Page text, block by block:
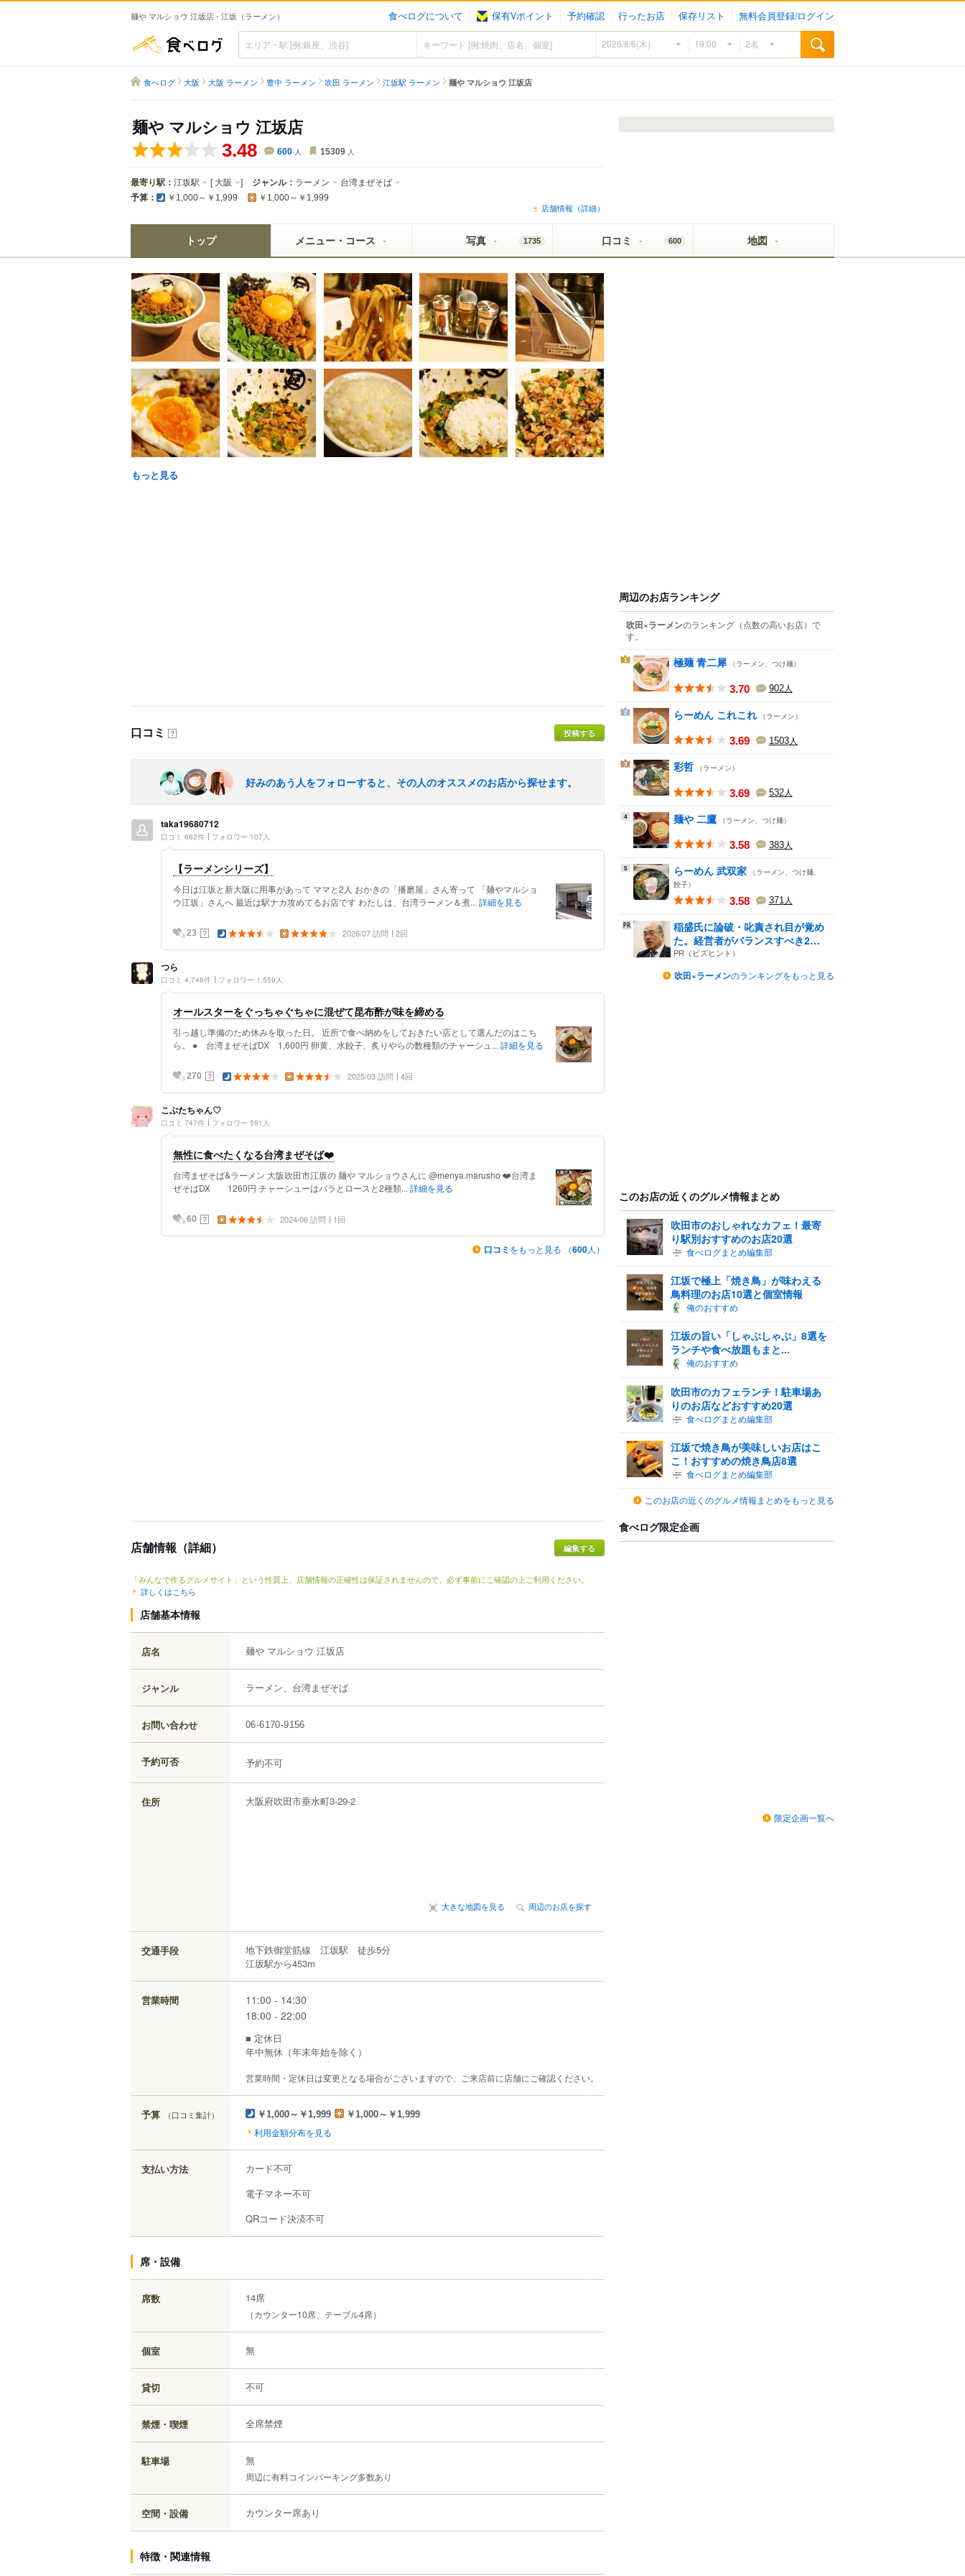
麺や マルショウ 江坂店 - 江坂（ラーメン） 食べログについて 保有Vポイント 予約確認 行ったお店 保存リスト 無料会員登録/ログイン
食べログ
食べログ 大阪 大阪 ラーメン 豊中 ラーメン 吹田 ラーメン 江坂駅 ラーメン 麺や マルショウ 江坂店
麺や マルショウ 江坂店
3.48 600 人 15309 人
最寄り駅： 江坂駅 [ 大阪 ] ジャンル： ラーメン 台湾まぜそば
予算： ￥1,000～￥1,999 ￥1,000～￥1,999
店舗情報（詳細）
トップ メニュー・コース 写真 1735 口コミ 600 地図
もっと見る
口コミ ？ 投稿する
好みのあう人をフォローすると、その人のオススメのお店から探せます。
taka19680712
口コミ 662件 フォロワー 107人
【ラーメンシリーズ】
今日は江坂と新大阪に用事があって ママと2人 おかきの「播磨屋」さん寄って 「麺やマルショ
ウ江坂」さんへ 最近は駅ナカ攻めてるお店です わたしは、台湾ラーメン＆煮... 詳細を見る
23 ？ 2026/07 訪問 2回
つら
口コミ 4,748件 フォロワー 1,559人
オールスターをぐっちゃぐちゃに混ぜて昆布酢が味を締める
引っ越し準備のため休みを取った日。 近所で食べ納めをしておきたい店として選んだのはこち
ら。 ● 台湾まぜそばDX 1,600円 卵黄、水餃子、炙りやらの数種類のチャーシュ... 詳細を見る
270 ？ 2025/03 訪問 4回
こぶたちゃん♡
口コミ 747件 フォロワー 591人
無性に食べたくなる台湾まぜそば❤️
台湾まぜそば&ラーメン 大阪吹田市江坂の 麺や マルショウさんに @menya.marusho ❤️台湾ま
ぜそばDX 1260円 チャーシューはバラとロースと2種類... 詳細を見る
60 ？ 2024/06 訪問 1回
口コミ をもっと見る （600人）
店舗情報（詳細）
「みんなで作るグルメサイト」という性質上、店舗情報の正確性は保証されませんので、必ず事前にご確認の上ご利用ください。
詳しくはこちら
店舗基本情報
店名 麺や マルショウ 江坂店
ジャンル ラーメン、台湾まぜそば
お問い合わせ 06-6170-9156
予約可否 予約不可
住所 大阪府吹田市垂水町3-29-2
大きな地図を見る 周辺のお店を探す
交通手段
地下鉄御堂筋線 江坂駅 徒歩5分
江坂駅から453m
営業時間
11:00 - 14:30
18:00 - 22:00
■ 定休日
年中無休（年末年始を除く）
営業時間・定休日は変更となる場合がございますので、ご来店前に店舗にご確認ください。
予算 （口コミ集計） ￥1,000～￥1,999 ￥1,000～￥1,999
利用金額分布を見る
支払い方法
カード不可
電子マネー不可
QRコード決済不可
席・設備
席数 14席
（カウンター10席、テーブル4席）
個室 無
貸切 不可
禁煙・喫煙 全席禁煙
駐車場 無
周辺に有料コインパーキング多数あり
空間・設備 カウンター席あり
特徴・関連情報
周辺のお店ランキング
吹田×ラーメンのランキング （点数の高いお店） で
す。
1 極麺 青二犀 （ラーメン、つけ麺）
3.70 902人
2 らーめん これこれ （ラーメン）
3.69 1503人
3 彩哲 （ラーメン）
3.69 532人
4 麺や 二鷹 （ラーメン、つけ麺）
3.58 383人
5 らーめん 武双家 （ラーメン、つけ麺、
餃子）
3.58 371人
稲盛氏に論破・叱責され目が覚め
た。経営者がバランスすべき2
つ...
PR（ビズヒント）
吹田×ラーメンのランキングをもっと見る
このお店の近くのグルメ情報まとめ
吹田市のおしゃれなカフェ！最寄
り駅別おすすめのお店20選
食べログまとめ編集部
江坂で極上「焼き鳥」が味わえる
鳥料理のお店10選と個室情報
俺のおすすめ
江坂の旨い「しゃぶしゃぶ」8選を
ランチや食べ放題もまと...
俺のおすすめ
吹田市のカフェランチ！駐車場あ
りのお店などおすすめ20選
食べログまとめ編集部
江坂で焼き鳥が美味しいお店はこ
こ！おすすめの焼き鳥店8選
食べログまとめ編集部
このお店の近くのグルメ情報まとめをもっと見る
食べログ限定企画
限定企画一覧へ